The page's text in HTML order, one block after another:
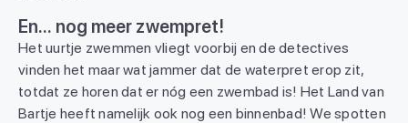
En... nog meer zwempret!
Het uurtje zwemmen vliegt voorbij en de detectives
vinden het maar wat jammer dat de waterpret erop zit,
totdat ze horen dat er nóg een zwembad is! Het Land van
Bartje heeft namelijk ook nog een binnenbad! We spotten